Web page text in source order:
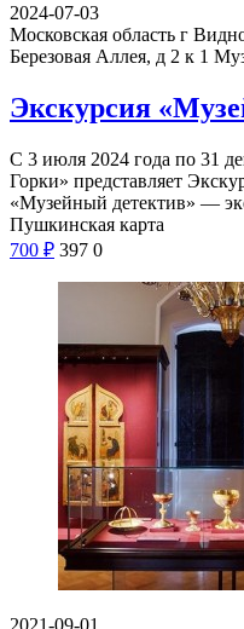
2024-07-03
Московская область г
Березовая Аллея, д 2 к 1
Экскурсия
С 3 июля 2024 года по 31
Горки» представляет
«Музейный детектив» —
Пушкинская карта
700 ₽ 397 0
2021-09-01